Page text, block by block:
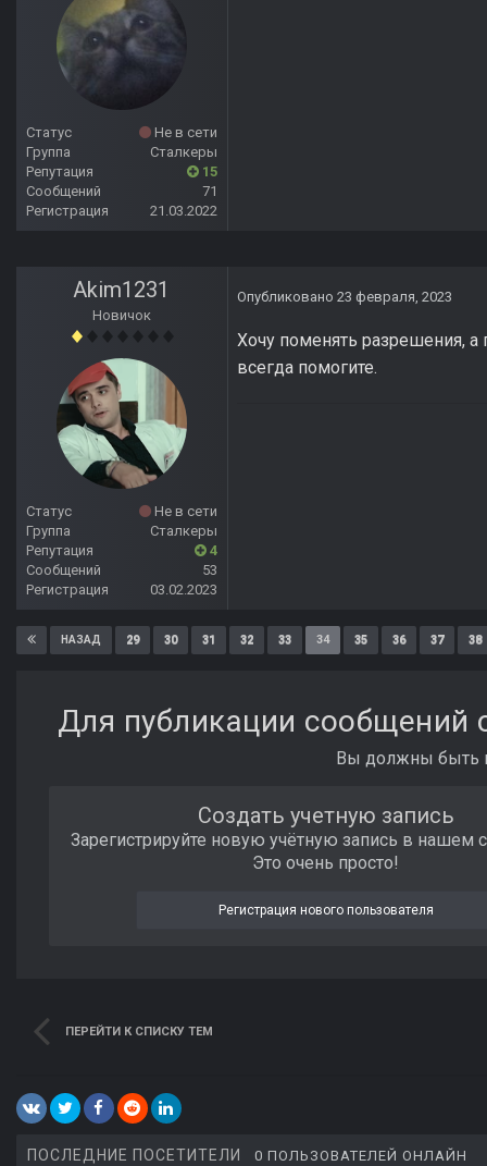
Статус
Не в сети
Группа
Сталкеры
Репутация
15
Сообщений
71
Регистрация
21.03.2022
Akim1231
Новичок
Статус
Не в сети
Группа
Сталкеры
Репутация
4
Сообщений
53
Регистрация
03.02.2023
Опубликовано 23 февраля, 2023
Хочу поменять разрешения,
всегда помогите.
НАЗАД 29 30 31 32 33 34 35 36 37 38
Для публикации сообщений
Вы должны быть
Создать учетную запись
Зарегистрируйте новую учётную запись в нашем
Это очень просто!
Регистрация нового пользователя
ПЕРЕЙТИ К СПИСКУ ТЕМ
ПОСЛЕДНИЕ ПОСЕТИТЕЛИ 0 ПОЛЬЗОВАТЕЛЕЙ ОНЛАЙН